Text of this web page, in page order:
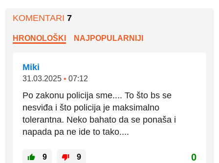
KOMENTARI 7
HRONOLOŠKI NAJPOPULARNIJI
Miki
31.03.2025 • 07:12
Po zakonu policija sme.... To što bs se
nesviđa i što policija je maksimalno
tolerantna. Neko bahato da se ponaša i
napada pa ne ide to tako....
9 9 0